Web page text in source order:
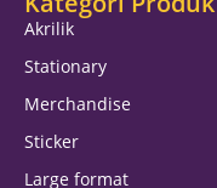
Akrilik
Stationary
Merchandise
Sticker
Large format